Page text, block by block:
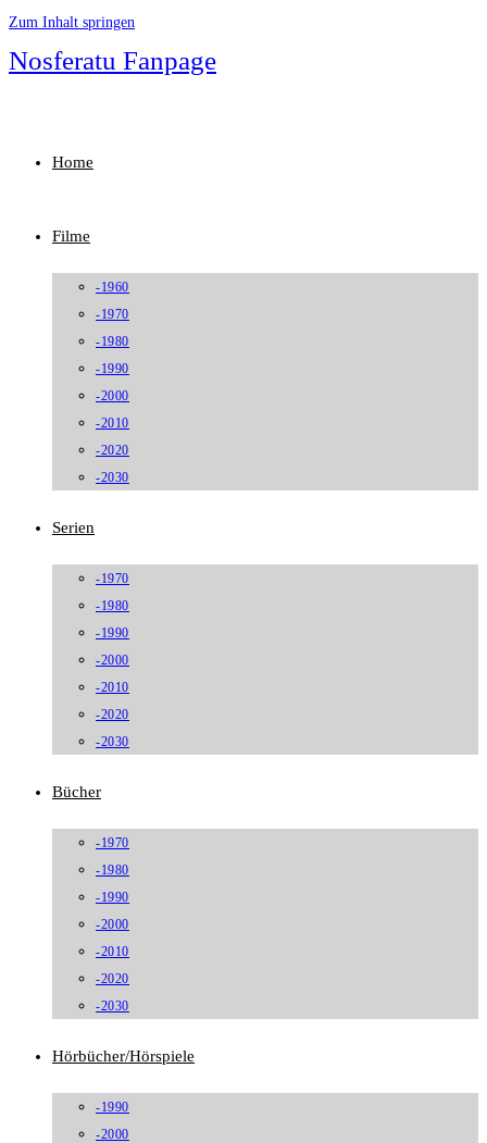
Zum Inhalt springen
Nosferatu Fanpage
Home
Filme
-1960
-1970
-1980
-1990
-2000
-2010
-2020
-2030
Serien
-1970
-1980
-1990
-2000
-2010
-2020
-2030
Bücher
-1970
-1980
-1990
-2000
-2010
-2020
-2030
Hörbücher/Hörspiele
-1990
-2000